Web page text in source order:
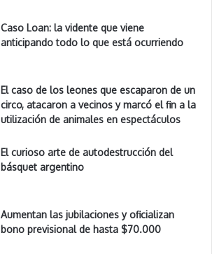
Caso Loan: la vidente que viene
anticipando todo lo que está ocurriendo
El caso de los leones que escaparon de un
circo, atacaron a vecinos y marcó el fin a la
utilización de animales en espectáculos
El curioso arte de autodestrucción del
básquet argentino
Aumentan las jubilaciones y oficializan
bono previsional de hasta $70.000